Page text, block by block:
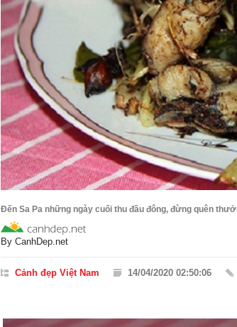
Đến Sa Pa những ngày cuối thu đầu đông, đừng quên
By CanhDep.net
Cảnh đẹp Việt Nam 14/04/2020 02:50:06